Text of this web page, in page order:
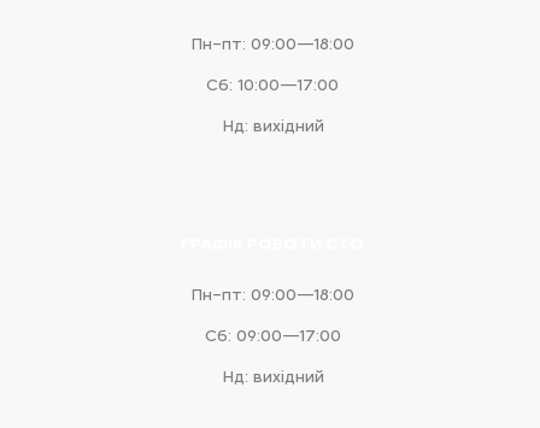
Пн–пт: 09:00—18:00
Сб: 10:00—17:00
Нд: вихідний
Пн–пт: 09:00—18:00
Сб: 09:00—17:00
Нд: вихідний